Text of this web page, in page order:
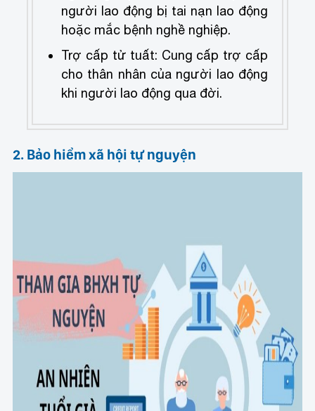
người lao động bị tai nạn lao động
hoặc mắc bệnh nghề nghiệp.
Trợ cấp tử tuất: Cung cấp trợ cấp
cho thân nhân của người lao động
khi người lao động qua đời.
2. Bảo hiểm xã hội tự nguyện